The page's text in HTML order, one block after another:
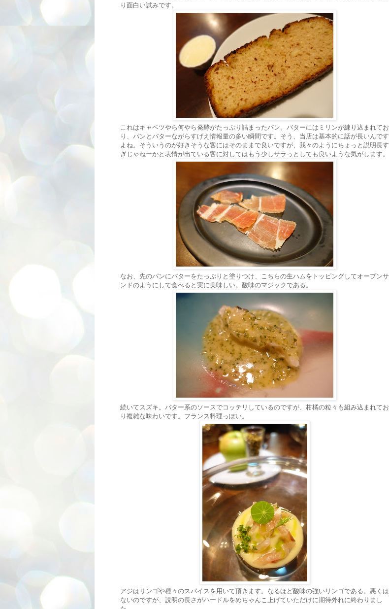
り面白い試みです。
これはキャベツやら何やら発酵がたっぷり詰まったパン。バターにはミリンが練り込まれてお
り、パンとバターながらすげえ情報量の多い瞬間です。そう、当店は基本的に話が長いんです
よね。そういうのが好きそうな客にはそのままで良いですが、我々のようにちょっと説明長す
ぎじゃねーかと表情が出ている客に対してはもう少しサラっとしても良いような気がします。
なお、先のパンにバターをたっぷりと塗りつけ、こちらの生ハムをトッピングしてオープンサ
ンドのようにして食べると実に美味しい。酸味のマジックである。
続いてスズキ。バター系のソースでコッテリしているのですが、柑橘の粒々も組み込まれてお
り複雑な味わいです。フランス料理っぽい。
アジはリンゴや種々のスパイスを用いて頂きます。なるほど酸味の強いリンゴである。悪くは
ないのですが、説明の長さがハードルをめちゃんこ上げていただけに期待外れに終わりまし